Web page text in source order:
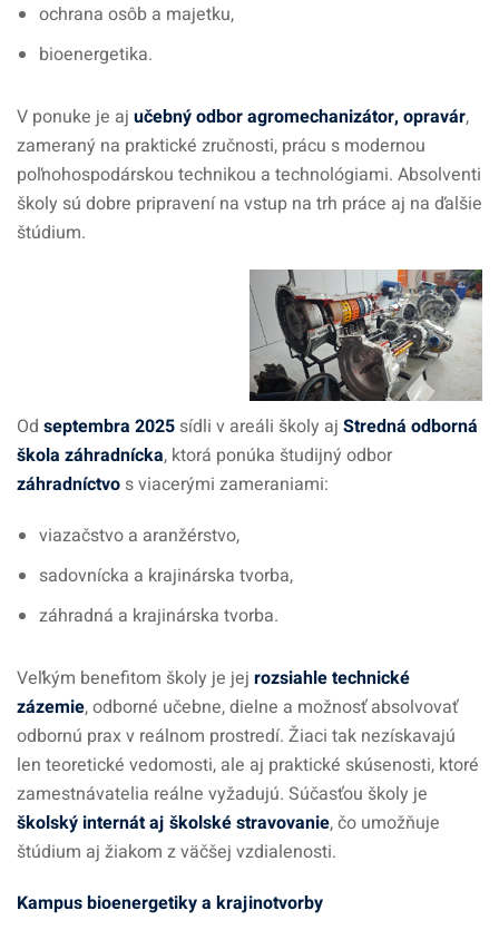
ochrana osôb a majetku,
bioenergetika.
V ponuke je aj učebný odbor agromechanizátor, opravár,
zameraný na praktické zručnosti, prácu s modernou
poľnohospodárskou technikou a technológiami. Absolventi
školy sú dobre pripravení na vstup na trh práce aj na ďalšie
štúdium.
Od septembra 2025 sídli v areáli školy aj Stredná odborná
škola záhradnícka, ktorá ponúka študijný odbor
záhradníctvo s viacerými zameraniami:
viazačstvo a aranžérstvo,
sadovnícka a krajinárska tvorba,
záhradná a krajinárska tvorba.
Veľkým benefitom školy je jej rozsiahle technické
zázemie, odborné učebne, dielne a možnosť absolvovať
odbornú prax v reálnom prostredí. Žiaci tak nezískavajú
len teoretické vedomosti, ale aj praktické skúsenosti, ktoré
zamestnávatelia reálne vyžadujú. Súčasťou školy je
školský internát aj školské stravovanie, čo umožňuje
štúdium aj žiakom z väčšej vzdialenosti.
Kampus bioenergetiky a krajinotvorby